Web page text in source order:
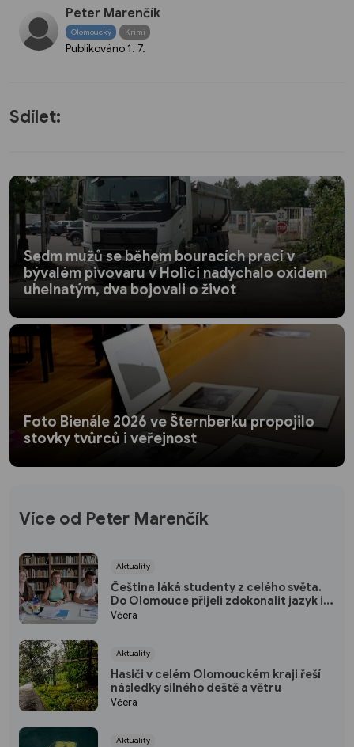
Peter Marenčík
Olomoucký Krimi
Publikováno 1. 7.
Sdílet:
Sedm mužů se během bouracích prací v
bývalém pivovaru v Holici nadýchalo oxidem
uhelnatým, dva bojovali o život
Foto Bienále 2026 ve Šternberku propojilo
stovky tvůrců i veřejnost
Více od Peter Marenčík
Aktuality
Čeština láká studenty z celého světa.
Do Olomouce přijeli zdokonalit jazyk i
poznat českou kulturu
Včera
Aktuality
Hasiči v celém Olomouckém kraji řeší
následky silného deště a větru
Včera
Aktuality